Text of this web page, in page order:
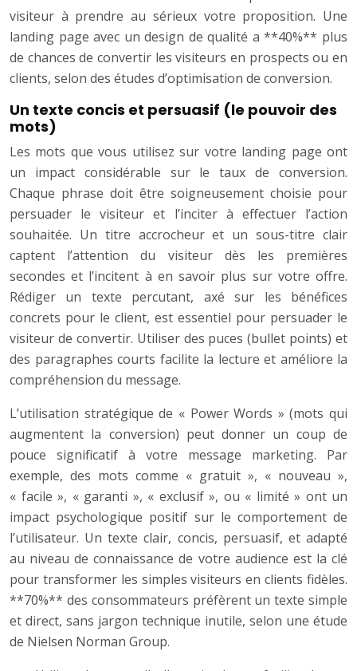
visiteur à prendre au sérieux votre proposition. Une
landing page avec un design de qualité a **40%** plus
de chances de convertir les visiteurs en prospects ou en
clients, selon des études d’optimisation de conversion.
Un texte concis et persuasif (le pouvoir des
mots)
Les mots que vous utilisez sur votre landing page ont
un impact considérable sur le taux de conversion.
Chaque phrase doit être soigneusement choisie pour
persuader le visiteur et l’inciter à effectuer l’action
souhaitée. Un titre accrocheur et un sous-titre clair
captent l’attention du visiteur dès les premières
secondes et l’incitent à en savoir plus sur votre offre.
Rédiger un texte percutant, axé sur les bénéfices
concrets pour le client, est essentiel pour persuader le
visiteur de convertir. Utiliser des puces (bullet points) et
des paragraphes courts facilite la lecture et améliore la
compréhension du message.
L’utilisation stratégique de « Power Words » (mots qui
augmentent la conversion) peut donner un coup de
pouce significatif à votre message marketing. Par
exemple, des mots comme « gratuit », « nouveau »,
« facile », « garanti », « exclusif », ou « limité » ont un
impact psychologique positif sur le comportement de
l’utilisateur. Un texte clair, concis, persuasif, et adapté
au niveau de connaissance de votre audience est la clé
pour transformer les simples visiteurs en clients fidèles.
**70%** des consommateurs préfèrent un texte simple
et direct, sans jargon technique inutile, selon une étude
de Nielsen Norman Group.